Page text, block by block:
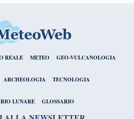
REALE METEO GEO-VULCANOLOGIA
ARCHEOLOGIA TECNOLOGIA
LUNARE GLOSSARIO